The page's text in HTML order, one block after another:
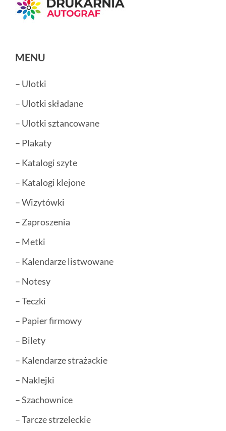
MENU
– Ulotki
– Ulotki składane
– Ulotki sztancowane
– Plakaty
– Katalogi szyte
– Katalogi klejone
– Wizytówki
– Zaproszenia
– Metki
– Kalendarze listwowane
– Notesy
– Teczki
– Papier firmowy
– Bilety
– Kalendarze strażackie
– Naklejki
– Szachownice
– Tarcze strzeleckie